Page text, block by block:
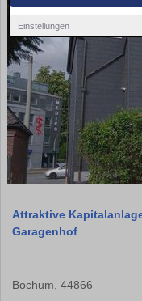
Einstellungen
Attraktive
Garagenhof
Bochum, 44866